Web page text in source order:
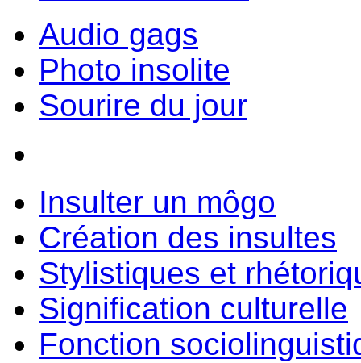
Audio gags
Photo insolite
Sourire du jour
Insulter un môgo
Création des insultes
Stylistiques et
Signification culturelle
Fonction